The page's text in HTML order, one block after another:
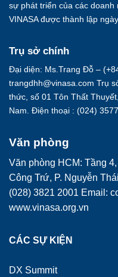
sự phát triển của các doanh
VINASA được thành lập
Trụ sở chính
Đại diện: Ms.Trang Đỗ –
trangdhh@vinasa.com Trụ
thức, số 01 Tôn Thất
Nam. Điện thoại : (024)
Văn phòng
Văn phòng HCM: Tầng
Công Trứ, P. Nguyễn
(028) 3821 2001 Email:
www.vinasa.org.vn
CÁC SỰ KIỆN
DX Summit